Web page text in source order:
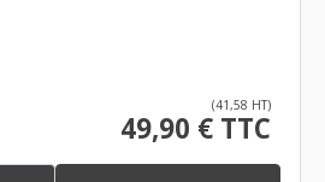
(41,58 HT)
49,90 € TTC